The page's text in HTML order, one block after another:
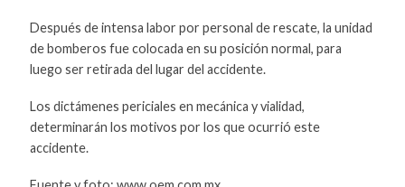
Después de intensa labor por personal de rescate, la unidad
de bomberos fue colocada en su posición normal, para
luego ser retirada del lugar del accidente.
Los dictámenes periciales en mecánica y vialidad,
determinarán los motivos por los que ocurrió este
accidente.